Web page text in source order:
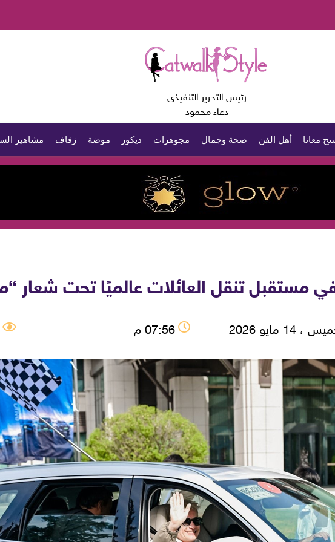
رئيس التحرير التنفيذى
دعاء محمود
معانا أهل الفن صحة وجمال مجوهرات ديكور موضة زفاف مشاهير
تنقل العائلات عالميًا تحت شعار
، 14 مايو 2026 07:56 م